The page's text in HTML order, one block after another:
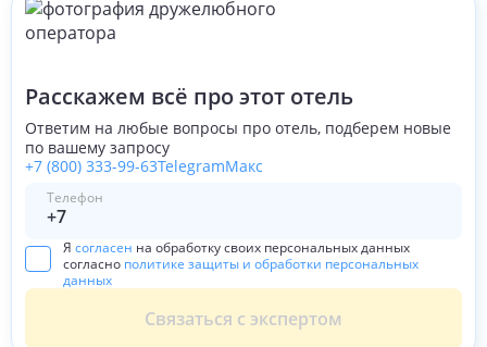
Расскажем всё про этот отель
Ответим на любые вопросы про отель, подберем новые
по вашему запросу
+7 (800) 333-99-63TelegramМакс
Телефон
Я согласен на обработку своих персональных данных
согласно политике защиты и обработки персональных
данных
Связаться с экспертом